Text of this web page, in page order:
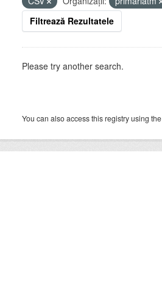
Filtrează Rezultatele
Please try another search.
You can also access this registry using the